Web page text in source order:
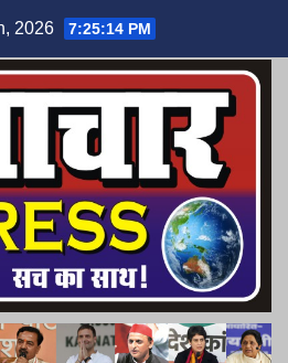
2026 7:25:15 PM